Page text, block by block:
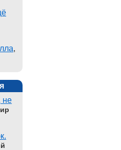
,
не